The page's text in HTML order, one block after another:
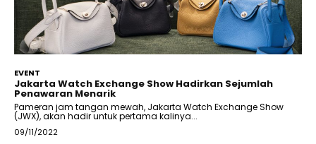
EVENT
Jakarta Watch Exchange Show Hadirkan Sejumlah
Penawaran Menarik
Pameran jam tangan mewah, Jakarta Watch Exchange Show
(JWX), akan hadir untuk pertama kalinya...
09/11/2022